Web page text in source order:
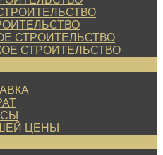
СТРОИТЕЛЬСТВО
СТРОИТЕЛЬСТВО
ЦЕНЫ